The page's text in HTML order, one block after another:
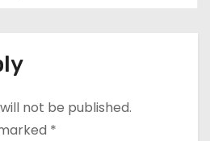
not be published.
*